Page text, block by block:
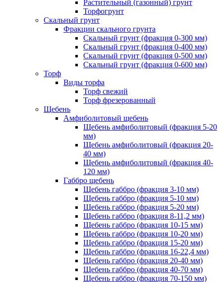
Растительный (газонный) грунт
Торфогрунт
Скальный грунт
Фракции скального грунта
Скальный грунт (фракция 0-300 мм)
Скальный грунт (фракция 0-400 мм)
Скальный грунт (фракция 0-500 мм)
Скальный грунт (фракция 0-600 мм)
Торф
Виды торфа
Торф свежий
Торф фрезерованный
Щебень
Амфиболитовый щебень
Щебень амфиболитовый (фракция 5-20
мм)
Щебень амфиболитовый (фракция 20-
40 мм)
Щебень амфиболитовый (фракция 40-
120 мм)
Габбро щебень
Щебень габбро (фракция 3-10 мм)
Щебень габбро (фракция 5-10 мм)
Щебень габбро (фракция 5-20 мм)
Щебень габбро (фракция 8-11,2 мм)
Щебень габбро (фракция 10-15 мм)
Щебень габбро (фракция 10-20 мм)
Щебень габбро (фракция 15-20 мм)
Щебень габбро (фракция 16-22,4 мм)
Щебень габбро (фракция 20-40 мм)
Щебень габбро (фракция 40-70 мм)
Щебень габбро (фракция 70-150 мм)